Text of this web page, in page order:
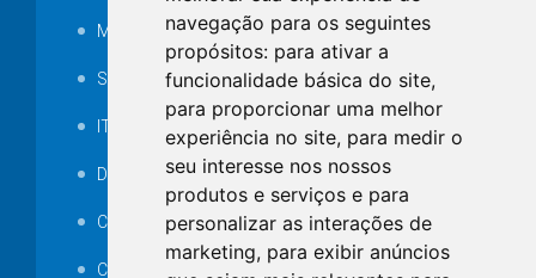
navegação para os seguintes
propósitos: para ativar a
funcionalidade básica do site,
para proporcionar uma melhor
experiência no site, para medir o
seu interesse nos nossos
produtos e serviços e para
personalizar as interações de
marketing, para exibir anúncios
MANUTENÇÃO DE ILUMINAÇÃO PÚBLICA
Serviços Técnicos TI
ITR
Desapropriações
Catalogo Eletrônico de Padronização
Consórcios Municipais